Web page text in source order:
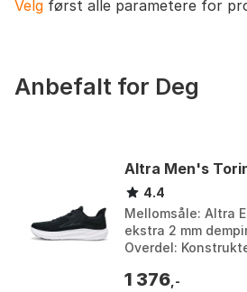
Velg først alle parametere for
Anbefalt for Deg
Altra Men's
4.4
Mellomsåle: Altra
ekstra 2 mm
Overdel:
Balanced
1 376 ,-